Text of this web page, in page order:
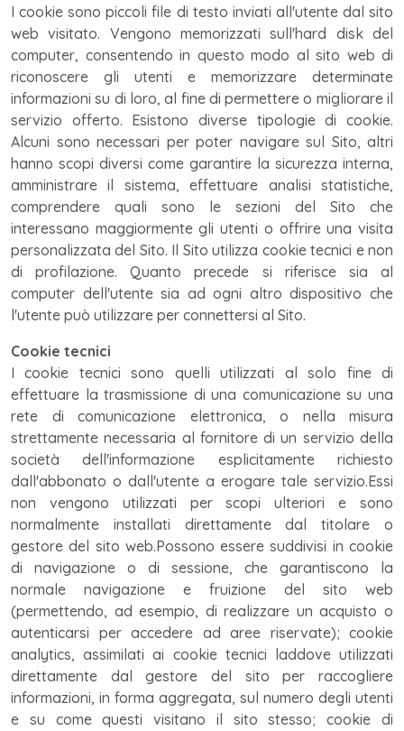
I cookie sono piccoli file di testo inviati all'utente dal sito
web visitato. Vengono memorizzati sull'hard disk del
computer, consentendo in questo modo al sito web di
riconoscere gli utenti e memorizzare determinate
informazioni su di loro, al fine di permettere o migliorare il
servizio offerto. Esistono diverse tipologie di cookie.
Alcuni sono necessari per poter navigare sul Sito, altri
hanno scopi diversi come garantire la sicurezza interna,
amministrare il sistema, effettuare analisi statistiche,
comprendere quali sono le sezioni del Sito che
interessano maggiormente gli utenti o offrire una visita
personalizzata del Sito. Il Sito utilizza cookie tecnici e non
di profilazione. Quanto precede si riferisce sia al
computer dell'utente sia ad ogni altro dispositivo che
l'utente può utilizzare per connettersi al Sito.
Cookie tecnici
I cookie tecnici sono quelli utilizzati al solo fine di
effettuare la trasmissione di una comunicazione su una
rete di comunicazione elettronica, o nella misura
strettamente necessaria al fornitore di un servizio della
società dell'informazione esplicitamente richiesto
dall'abbonato o dall'utente a erogare tale servizio.Essi
non vengono utilizzati per scopi ulteriori e sono
normalmente installati direttamente dal titolare o
gestore del sito web.Possono essere suddivisi in cookie
di navigazione o di sessione, che garantiscono la
normale navigazione e fruizione del sito web
(permettendo, ad esempio, di realizzare un acquisto o
autenticarsi per accedere ad aree riservate); cookie
analytics, assimilati ai cookie tecnici laddove utilizzati
direttamente dal gestore del sito per raccogliere
informazioni, in forma aggregata, sul numero degli utenti
e su come questi visitano il sito stesso; cookie di